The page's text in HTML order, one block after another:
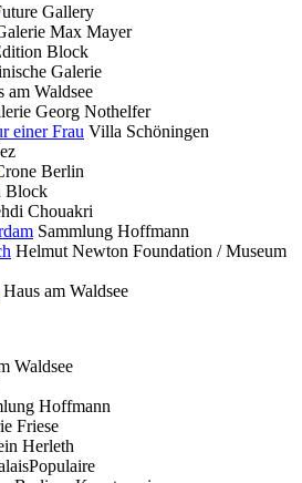
Gallery
Max Mayer
Block
Galerie
am Waldsee
Georg Nothelfer
einer Frau Villa Schöningen
Berlin
Block
Chouakri
Sammlung Hoffmann
Helmut Newton Foundation / Museum
Haus am Waldsee
Waldsee
Hoffmann
Friese
Herleth